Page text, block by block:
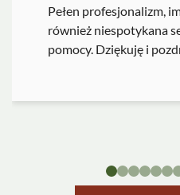
Pełen profesjonalizm,
również niespotykana
pomocy. Dziękuję i